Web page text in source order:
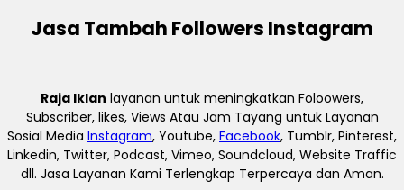
Jasa Tambah Followers Instagram
Raja Iklan layanan untuk meningkatkan Foloowers,
Subscriber, likes, Views Atau Jam Tayang untuk Layanan
Sosial Media Instagram, Youtube, Facebook, Tumblr, Pinterest,
Linkedin, Twitter, Podcast, Vimeo, Soundcloud, Website Traffic
dll. Jasa Layanan Kami Terlengkap Terpercaya dan Aman.